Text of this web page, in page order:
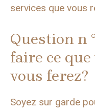
services que vous
Question n
faire ce
vous ferez?
Soyez sur garde